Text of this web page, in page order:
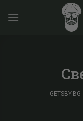
GETSBY.BG